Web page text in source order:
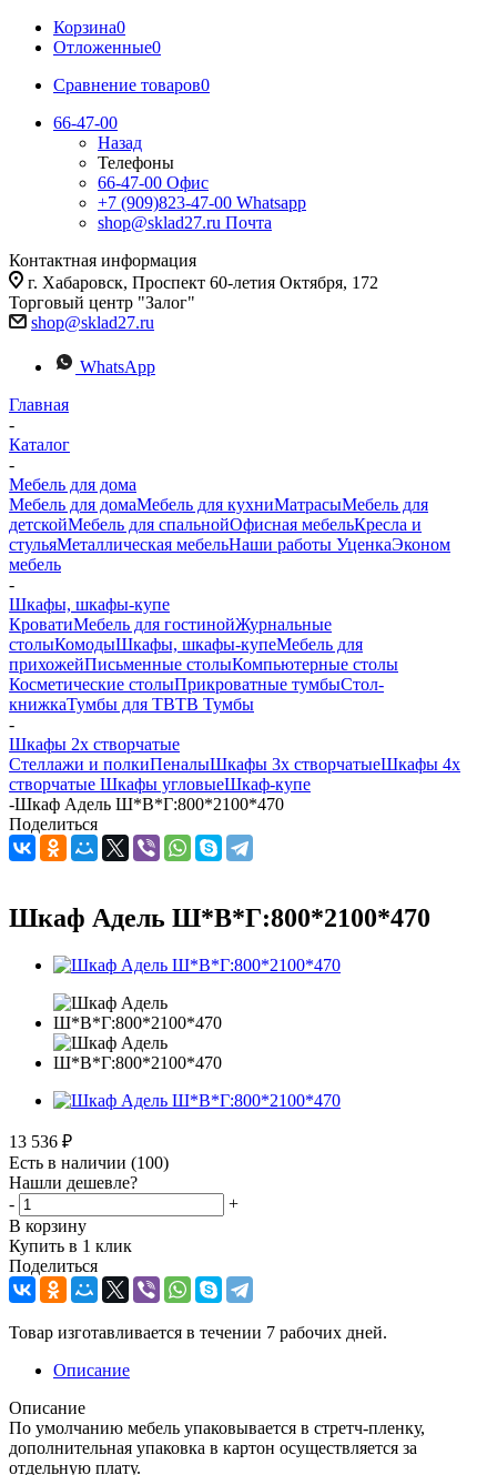
Корзина0
Отложенные0
Сравнение товаров0
66-47-00
Назад
Телефоны
66-47-00 Офис
+7 (909)823-47-00 Whatsapp
shop@sklad27.ru Почта
Контактная информация
г. Хабаровск, Проспект 60-летия Октября, 172
Торговый центр "Залог"
shop@sklad27.ru
WhatsApp
Главная
-
Каталог
-
Мебель для дома
Мебель для домаМебель для кухниМатраcыМебель для
детскойМебель для спальнойОфисная мебельКресла и
стульяМеталлическая мебельНаши работы УценкаЭконом
мебель
-
Шкафы, шкафы-купе
КроватиМебель для гостинойЖурнальные
столыКомодыШкафы, шкафы-купеМебель для
прихожейПисьменные столыКомпьютерные столы
Косметические столыПрикроватные тумбыСтол-
книжкаТумбы для ТВТВ Тумбы
-
Шкафы 2х створчатые
Стеллажи и полкиПеналыШкафы 3х створчатыеШкафы 4х
створчатые Шкафы угловыеШкаф-купе
-Шкаф Адель Ш*В*Г:800*2100*470
Поделиться
Шкаф Адель Ш*В*Г:800*2100*470
13 536 ₽
Есть в наличии (100)
Нашли дешевле?
-
+
В корзину
Купить в 1 клик
Поделиться
Товар изготавливается в течении 7 рабочих дней.
Описание
Описание
По умолчанию мебель упаковывается в стретч-пленку,
дополнительная упаковка в картон осуществляется за
отдельную плату.